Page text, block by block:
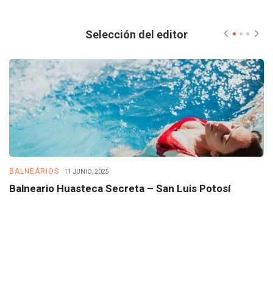
Selección del editor
BALNEARIOS 11 JUNIO, 2025
Balneario Huasteca Secreta – San Luis Potosí